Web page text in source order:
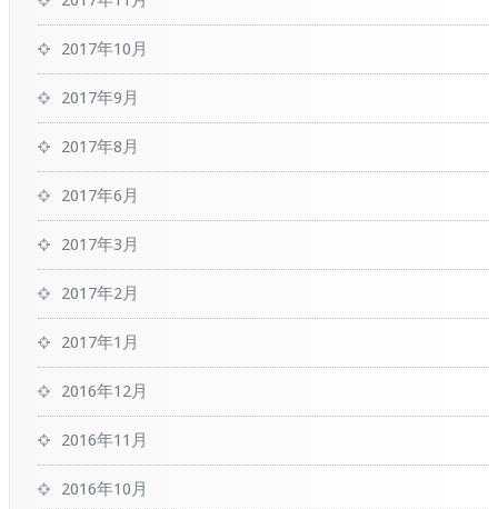
2017年10月
2017年9月
2017年8月
2017年6月
2017年3月
2017年2月
2017年1月
2016年12月
2016年11月
2016年10月